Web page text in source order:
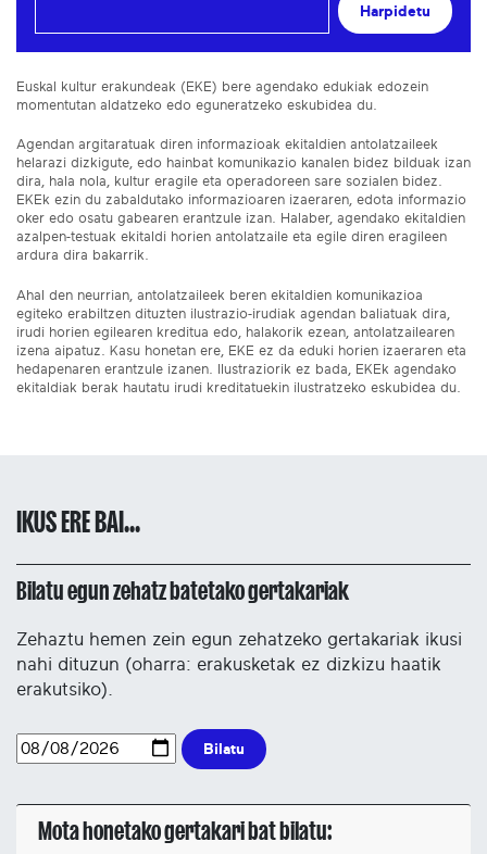
Harpidetu
Euskal kultur erakundeak (EKE) bere agendako edukiak edozein
momentutan aldatzeko edo eguneratzeko eskubidea du.
Agendan argitaratuak diren informazioak ekitaldien antolatzaileek
helarazi dizkigute, edo hainbat komunikazio kanalen bidez bilduak izan
dira, hala nola, kultur eragile eta operadoreen sare sozialen bidez.
EKEk ezin du zabaldutako informazioaren izaeraren, edota informazio
oker edo osatu gabearen erantzule izan. Halaber, agendako ekitaldien
azalpen-testuak ekitaldi horien antolatzaile eta egile diren eragileen
ardura dira bakarrik.
Ahal den neurrian, antolatzaileek beren ekitaldien komunikazioa
egiteko erabiltzen dituzten ilustrazio-irudiak agendan baliatuak dira,
irudi horien egilearen kreditua edo, halakorik ezean, antolatzailearen
izena aipatuz. Kasu honetan ere, EKE ez da eduki horien izaeraren eta
hedapenaren erantzule izanen. Ilustraziorik ez bada, EKEk agendako
ekitaldiak berak hautatu irudi kreditatuekin ilustratzeko eskubidea du.
IKUS ERE BAI...
Bilatu egun zehatz batetako gertakariak
Zehaztu hemen zein egun zehatzeko gertakariak ikusi
nahi dituzun (oharra: erakusketak ez dizkizu haatik
erakutsiko).
Bilatu
Mota honetako gertakari bat bilatu: